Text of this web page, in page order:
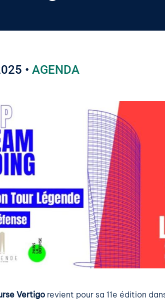
• AGENDA
Vertigo revient pour sa 11e édition